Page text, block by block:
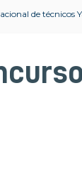
de técnicos